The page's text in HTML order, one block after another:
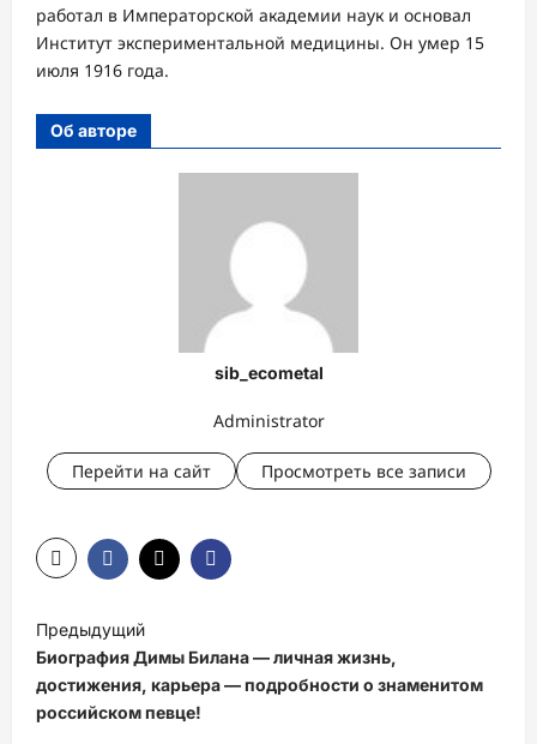
работал в Императорской академии наук и основал
Институт экспериментальной медицины. Он умер 15
июля 1916 года.
Об авторе
sib_ecometal
Administrator
Перейти на сайт Просмотреть все записи
Н
а
в
и
Предыдущий
Биография Димы Билана — личная жизнь,
достижения, карьера — подробности о знаменитом
российском певце!